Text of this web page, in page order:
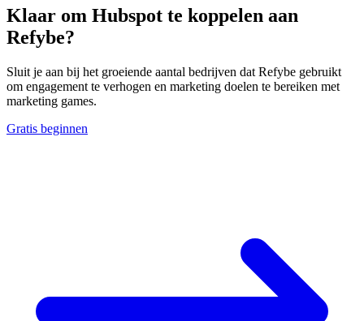
Klaar om Hubspot te koppelen aan
Refybe?
Sluit je aan bij het groeiende aantal bedrijven dat Refybe gebruikt
om engagement te verhogen en marketing doelen te bereiken met
marketing games.
Gratis beginnen